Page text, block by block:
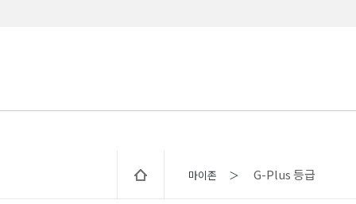
마이존 ＞ G-Plus 등급